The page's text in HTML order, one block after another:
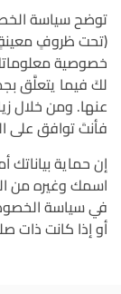
توضح سياسة
(تحت ظروفٍ
خصوصية
لكَ فيما يتعلَّق
عنها. ومن خلال
فأنتَ توافق على
إن حماية بياناتك
اسمك وغيره من
في سياسة
أو إذا كانت ذات